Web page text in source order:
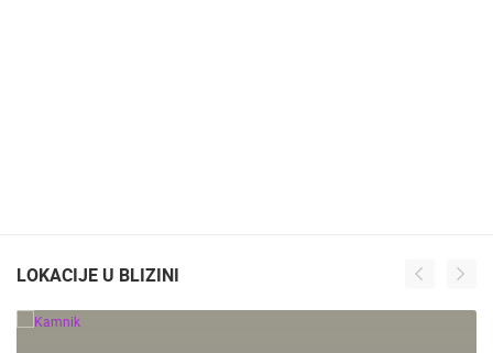
LOKACIJE U BLIZINI